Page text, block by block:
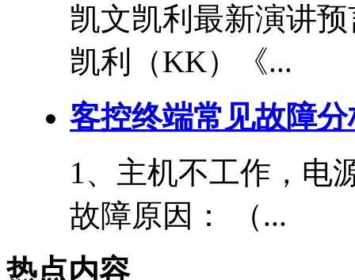
凯文凯利最新演讲
凯利（KK）《...
客控终端常见故障
1、主机不工作，电
故障原因： （...
热点内容